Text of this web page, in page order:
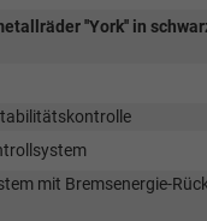
''York'' in
mit Bremsenergie-